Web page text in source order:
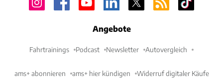
Angebote
Fahrtrainings Podcast Newsletter Autovergleich
ams+ abonnieren ams+ hier kündigen Widerruf digitaler Käufe